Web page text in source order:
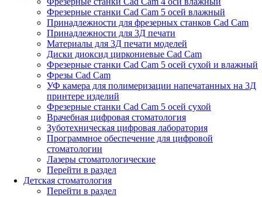
Фрезерные станки Cad Cam 5 осей влажный
Принадлежности для фрезерных станков Cad Cam
Принадлежности для 3Д печати
Материалы для 3Д печати моделей
Диски диоксид циркониевые Cad Cam
Фрезерные станки Cad Cam 5 осей сухой и влажный
Фрезы Cad Cam
УФ камера для полимеризации напечатанных на 3Д
принтере изделий
Фрезерные станки Cad Cam 5 осей сухой
Врачебная цифровая стоматология
Зуботехническая цифровая лаборатория
Программное обеспечение для цифровой
стоматологии
Лазеры стоматологические
Перейти в раздел
Детская стоматология
Перейти в раздел